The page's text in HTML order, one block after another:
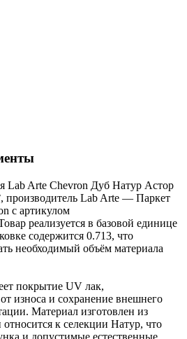
Lab Arte Chevron Дуб Натур Астор
производитель Lab Arte — Паркет
с артикулом
реализуется в базовой единице
содержится 0.713, что
необходимый объём материала
покрытие UV лак,
износа и сохранение внешнего
Материал изготовлен из
к селекции Натур, что
и допустимые естественные